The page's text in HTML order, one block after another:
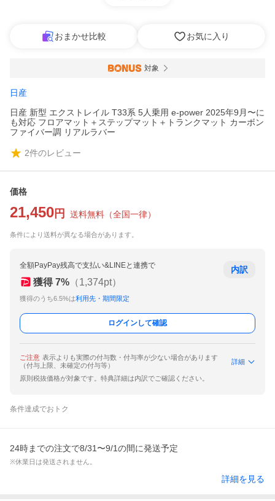
おまかせ比較 お気に入り
対象
日産
日産 新型 エクストレイル T33系 5人乗用 e-power 2025年9月〜に
も対応 フロアマット＋ステップマット＋トランクマット カーボン
ファイバー調 リアルラバー
2件のレビュー
価格
21,450 円 送料無料 （全国一律）
条件により送料が異なる場合があります。
全額PayPay残高で支払い&LINEと連携で
獲得 7% （1,374pt）
獲得のうち6.5%は利用先・期間限定
内訳
ログインして確認
ご注意 表示よりも実際の付与数・付与率が少ない場合があります
（付与上限、未確定の付与等）
詳細
原則税抜価格が対象です。特典詳細は内訳でご確認ください。
条件達成でおトク
24時までの注文で8/31〜9/1の間に発送予定
※休業日は発送されません。
詳細を見る